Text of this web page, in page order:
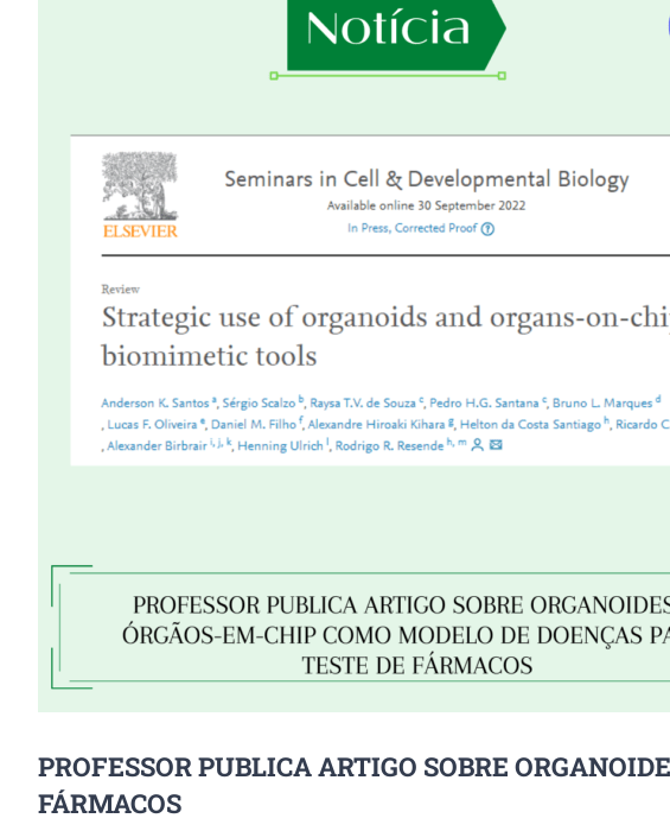
PROFESSOR PUBLICA ARTIGO SOBRE
FÁRMACOS